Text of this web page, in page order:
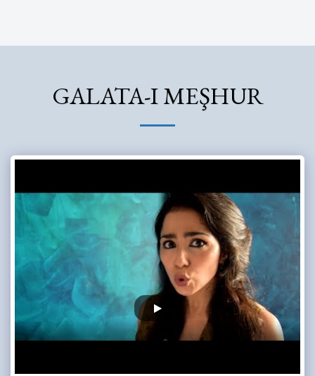
GALATA-I MEŞHUR